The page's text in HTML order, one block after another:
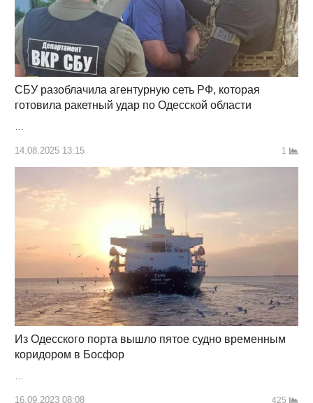
СБУ разоблачила агентурную сеть РФ, которая
готовила ракетный удар по Одесской области
…
14.08.2025 13:15 1
Из Одесского порта вышло пятое судно временным
коридором в Босфор
…
16.09.2023 08:08 425